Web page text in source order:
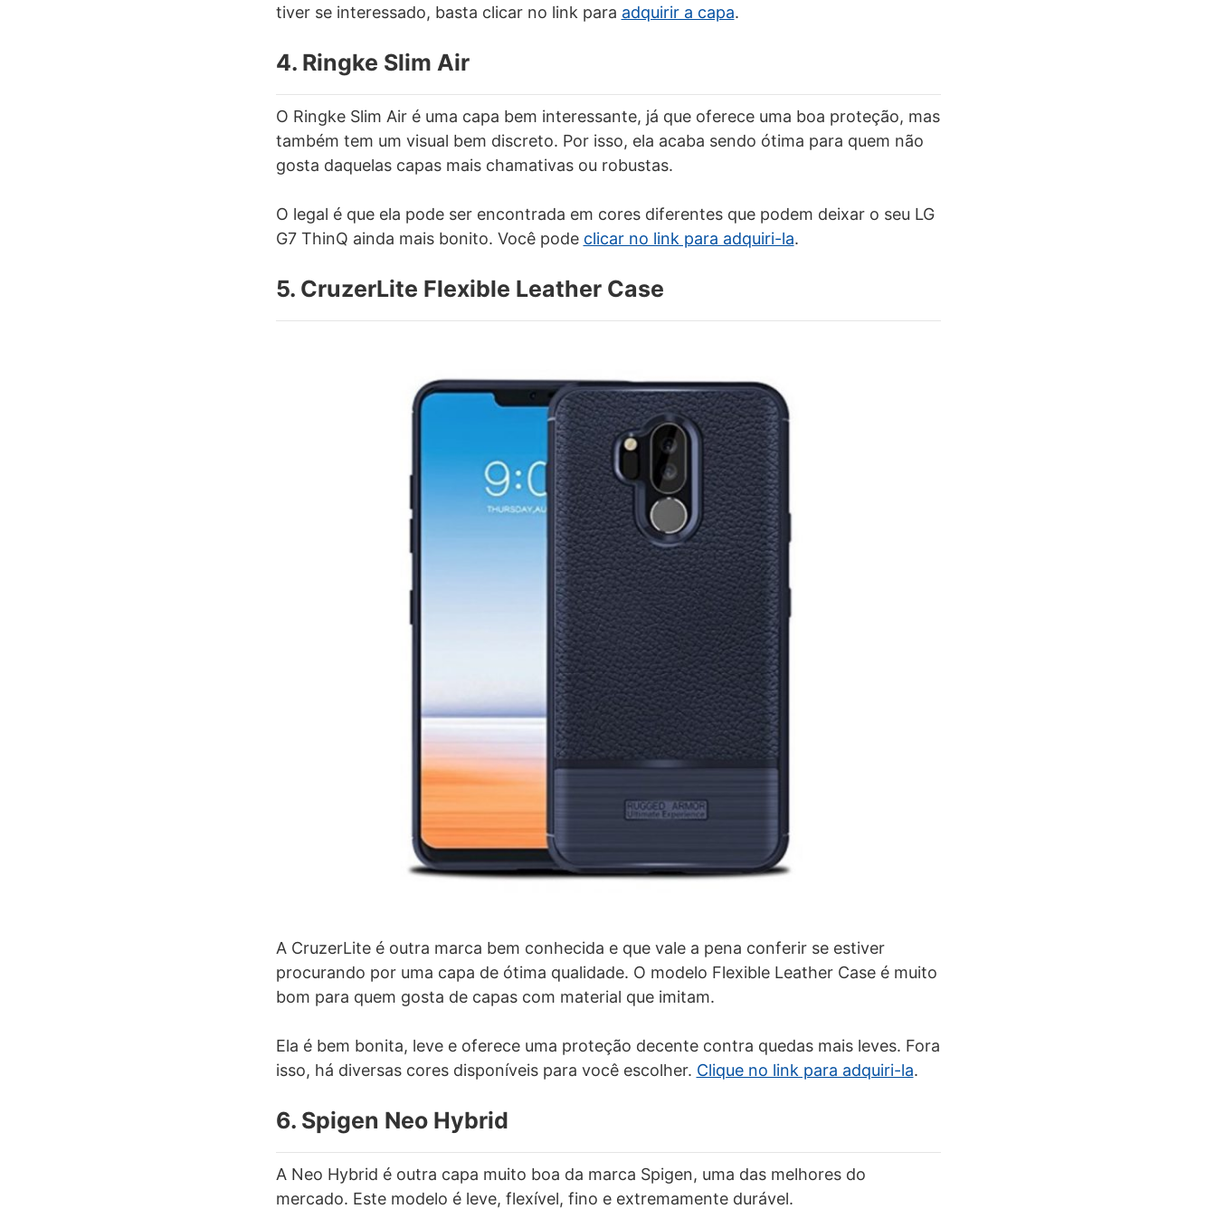
tiver se interessado, basta clicar no link para adquirir a capa.
4. Ringke Slim Air
O Ringke Slim Air é uma capa bem interessante, já que oferece uma boa proteção, mas
também tem um visual bem discreto. Por isso, ela acaba sendo ótima para quem não
gosta daquelas capas mais chamativas ou robustas.
O legal é que ela pode ser encontrada em cores diferentes que podem deixar o seu LG
G7 ThinQ ainda mais bonito. Você pode clicar no link para adquiri-la.
5. CruzerLite Flexible Leather Case
A CruzerLite é outra marca bem conhecida e que vale a pena conferir se estiver
procurando por uma capa de ótima qualidade. O modelo Flexible Leather Case é muito
bom para quem gosta de capas com material que imitam.
Ela é bem bonita, leve e oferece uma proteção decente contra quedas mais leves. Fora
isso, há diversas cores disponíveis para você escolher. Clique no link para adquiri-la.
6. Spigen Neo Hybrid
A Neo Hybrid é outra capa muito boa da marca Spigen, uma das melhores do
mercado. Este modelo é leve, flexível, fino e extremamente durável.